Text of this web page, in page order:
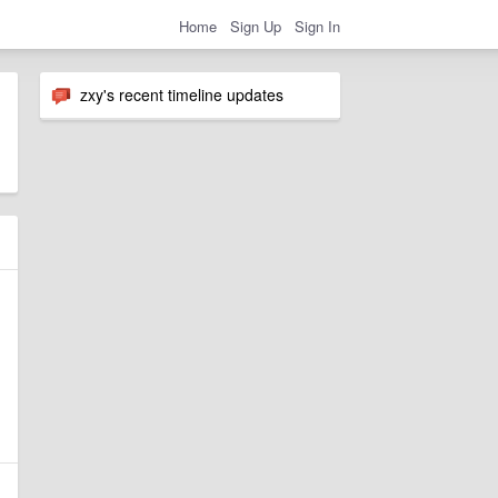
Home Sign Up Sign In
zxy's recent timeline updates